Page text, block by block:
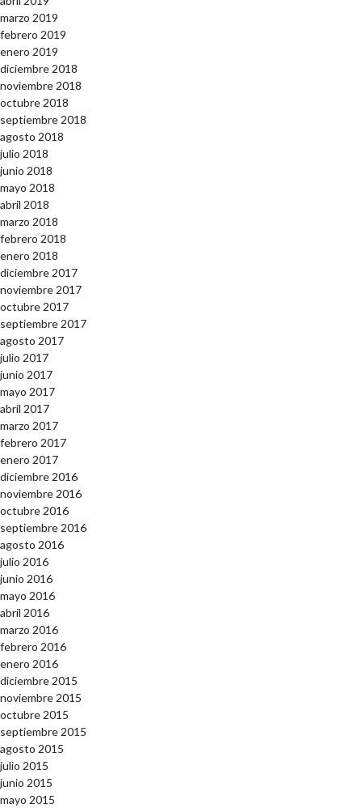
marzo 2019
febrero 2019
enero 2019
diciembre 2018
noviembre 2018
octubre 2018
septiembre 2018
agosto 2018
julio 2018
junio 2018
mayo 2018
abril 2018
marzo 2018
febrero 2018
enero 2018
diciembre 2017
noviembre 2017
octubre 2017
septiembre 2017
agosto 2017
julio 2017
junio 2017
mayo 2017
abril 2017
marzo 2017
febrero 2017
enero 2017
diciembre 2016
noviembre 2016
octubre 2016
septiembre 2016
agosto 2016
julio 2016
junio 2016
mayo 2016
abril 2016
marzo 2016
febrero 2016
enero 2016
diciembre 2015
noviembre 2015
octubre 2015
septiembre 2015
agosto 2015
julio 2015
junio 2015
mayo 2015